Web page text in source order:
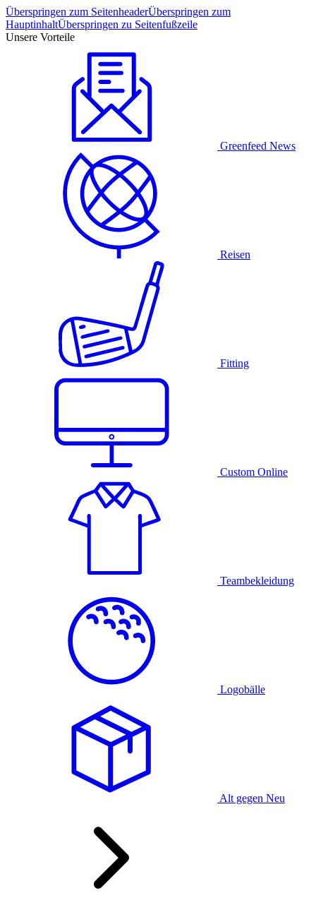
Überspringen zum SeitenheaderÜberspringen zum
HauptinhaltÜberspringen zu Seitenfußzeile
Unsere Vorteile
Greenfeed News
Reisen
Fitting
Custom Online
Teambekleidung
Logobälle
Alt gegen Neu